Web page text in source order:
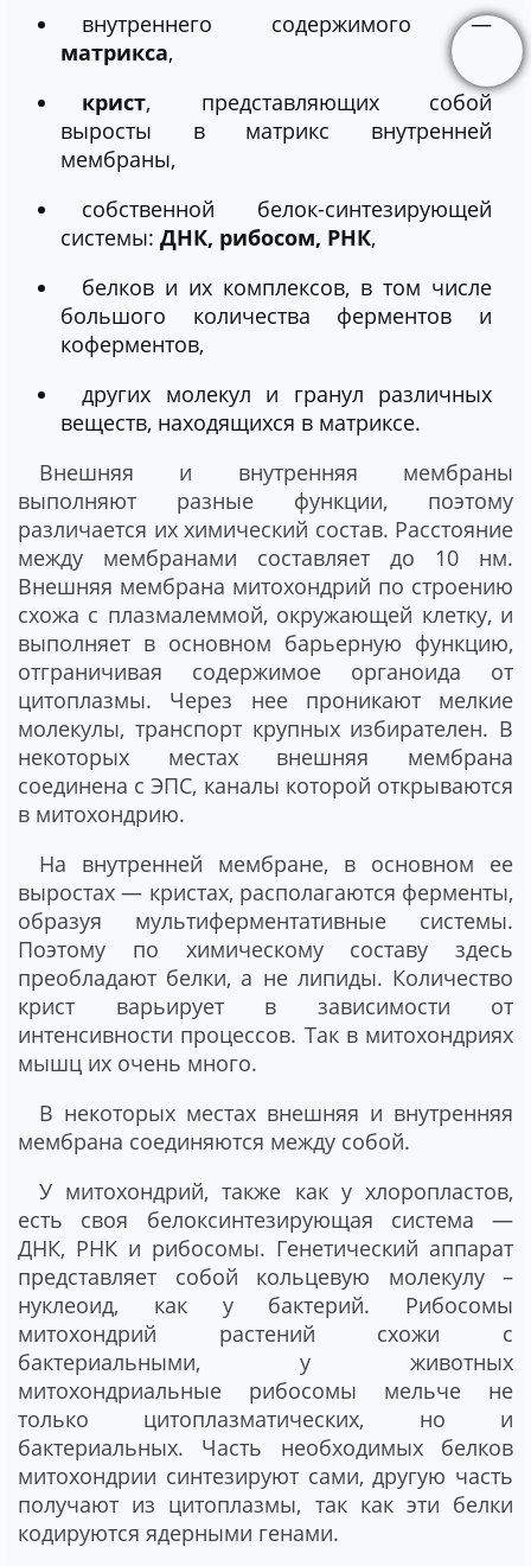
внутреннего содержимого —
матрикса,
крист, представляющих собой
выросты в матрикс внутренней
мембраны,
собственной белок-синтезирующей
системы: ДНК, рибосом, РНК,
белков и их комплексов, в том числе
большого количества ферментов и
коферментов,
других молекул и гранул различных
веществ, находящихся в матриксе.
Внешняя и внутренняя мембраны
выполняют разные функции, поэтому
различается их химический состав. Расстояние
между мембранами составляет до 10 нм.
Внешняя мембрана митохондрий по строению
схожа с плазмалеммой, окружающей клетку, и
выполняет в основном барьерную функцию,
отграничивая содержимое органоида от
цитоплазмы. Через нее проникают мелкие
молекулы, транспорт крупных избирателен. В
некоторых местах внешняя мембрана
соединена с ЭПС, каналы которой открываются
в митохондрию.
На внутренней мембране, в основном ее
выростах — кристах, располагаются ферменты,
образуя мультиферментативные системы.
Поэтому по химическому составу здесь
преобладают белки, а не липиды. Количество
крист варьирует в зависимости от
интенсивности процессов. Так в митохондриях
мышц их очень много.
В некоторых местах внешняя и внутренняя
мембрана соединяются между собой.
У митохондрий, также как у хлоропластов,
есть своя белоксинтезирующая система —
ДНК, РНК и рибосомы. Генетический аппарат
представляет собой кольцевую молекулу –
нуклеоид, как у бактерий. Рибосомы
митохондрий растений схожи с
бактериальными, у животных
митохондриальные рибосомы мельче не
только цитоплазматических, но и
бактериальных. Часть необходимых белков
митохондрии синтезируют сами, другую часть
получают из цитоплазмы, так как эти белки
кодируются ядерными генами.